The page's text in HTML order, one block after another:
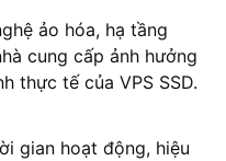
ảo hóa, hạ tầng
cung cấp ảnh hưởng
thực tế của VPS SSD.
gian hoạt động, hiệu